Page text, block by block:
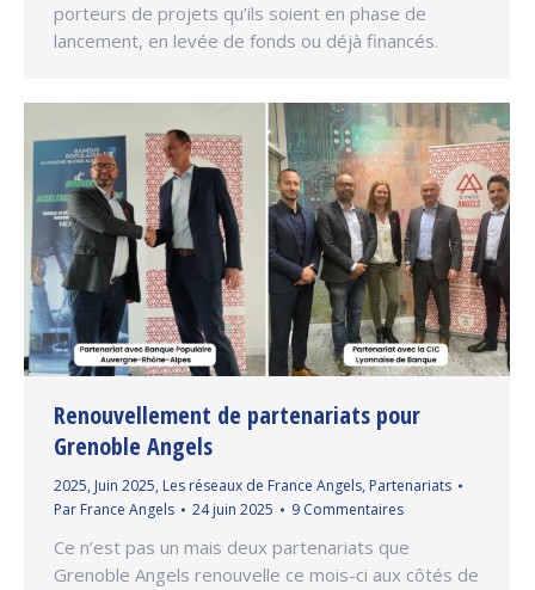
porteurs de projets qu’ils soient en phase de
lancement, en levée de fonds ou déjà financés.
Renouvellement de partenariats pour
Grenoble Angels
2025, Juin 2025, Les réseaux de France Angels, Partenariats
Par France Angels 24 juin 2025 9 Commentaires
Ce n’est pas un mais deux partenariats que
Grenoble Angels renouvelle ce mois-ci aux côtés de